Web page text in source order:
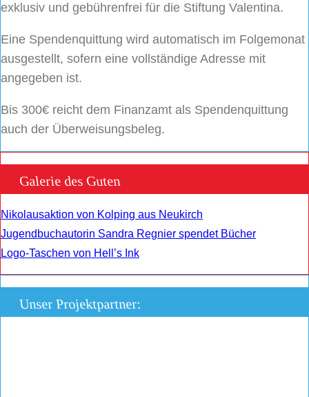
exklusiv und gebührenfrei für die Stiftung Valentina.
Eine Spendenquittung wird automatisch im Folgemonat
ausgestellt, sofern eine vollständige Adresse mit
angegeben ist.
Bis 300€ reicht dem Finanzamt als Spendenquittung
auch der Überweisungsbeleg.
Galerie des Guten
Nikolausaktion von Kolping aus Neukirch
Jugendbuchautorin Sandra Regnier spendet Bücher
Logo-Taschen von Hell’s Ink
Unser Projektpartner: